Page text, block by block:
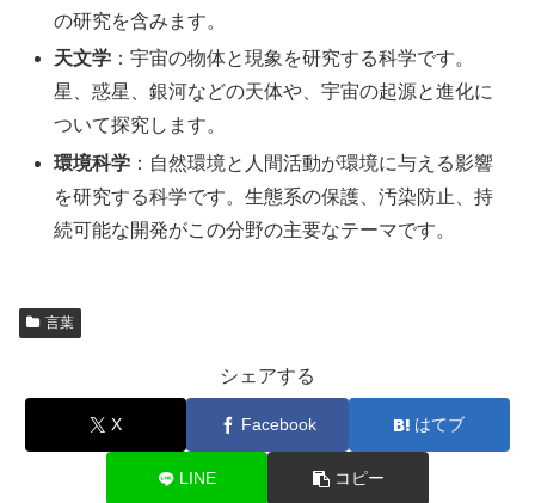
の研究を含みます。
天文学 ：宇宙の物体と現象を研究する科学です。
星、惑星、銀河などの天体や、宇宙の起源と進化に
ついて探究します。
環境科学 ：自然環境と人間活動が環境に与える影響
を研究する科学です。生態系の保護、汚染防止、持
続可能な開発がこの分野の主要なテーマです。
言葉
シェアする
X Facebook はてブ
LINE コピー